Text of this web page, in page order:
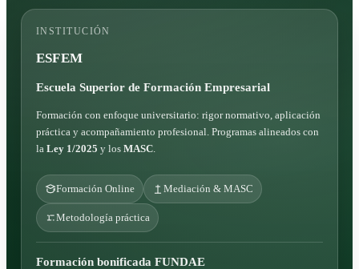
INSTITUCIÓN
ESFEM
Escuela Superior de Formación Empresarial
Formación con enfoque universitario: rigor normativo, aplicación
práctica y acompañamiento profesional. Programas alineados con
la Ley 1/2025 y los MASC
Formación Online Mediación & MASC
Metodología práctica
Formación bonificada FUNDAE